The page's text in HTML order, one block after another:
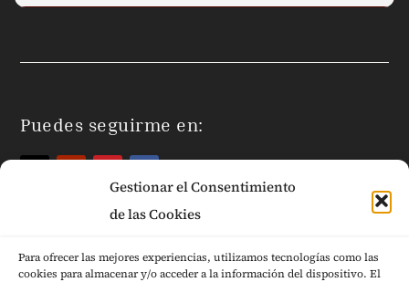
Gestionar el Consentimiento
de las Cookies
Para ofrecer las mejores experiencias, utilizamos tecnologías como las
cookies para almacenar y/o acceder a la información del dispositivo. El
Puedes seguirme en: